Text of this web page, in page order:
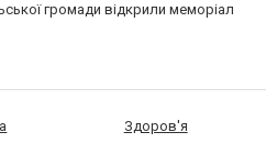
громади відкрили меморіал
Здоров'я